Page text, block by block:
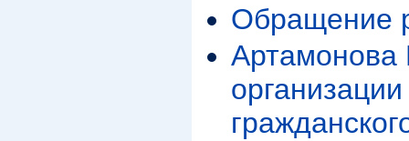
Обращение